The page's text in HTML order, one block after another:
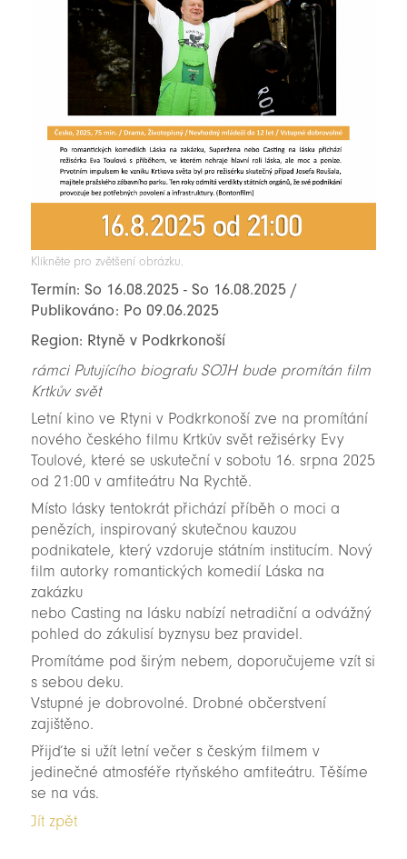
Klikněte pro zvětšení obrázku.
Termín: So 16.08.2025 - So 16.08.2025 /
Publikováno: Po 09.06.2025
Region: Rtyně v Podkrkonoší
rámci Putujícího biografu SOJH bude promítán film
Krtkův svět
Letní kino ve Rtyni v Podkrkonoší zve na promítání
nového českého filmu Krtkův svět režisérky Evy
Toulové, které se uskuteční v sobotu 16. srpna 2025
od 21:00 v amfiteátru Na Rychtě.
Místo lásky tentokrát přichází příběh o moci a
penězích, inspirovaný skutečnou kauzou
podnikatele, který vzdoruje státním institucím. Nový
film autorky romantických komedií Láska na
zakázku
nebo Casting na lásku nabízí netradiční a odvážný
pohled do zákulisí byznysu bez pravidel.
Promítáme pod širým nebem, doporučujeme vzít si
s sebou deku.
Vstupné je dobrovolné. Drobné občerstvení
zajištěno.
Přijďte si užít letní večer s českým filmem v
jedinečné atmosféře rtyňského amfiteátru. Těšíme
se na vás.
Jít zpět